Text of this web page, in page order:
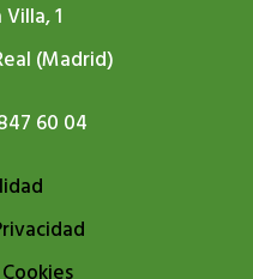
1
(Madrid)
60 04